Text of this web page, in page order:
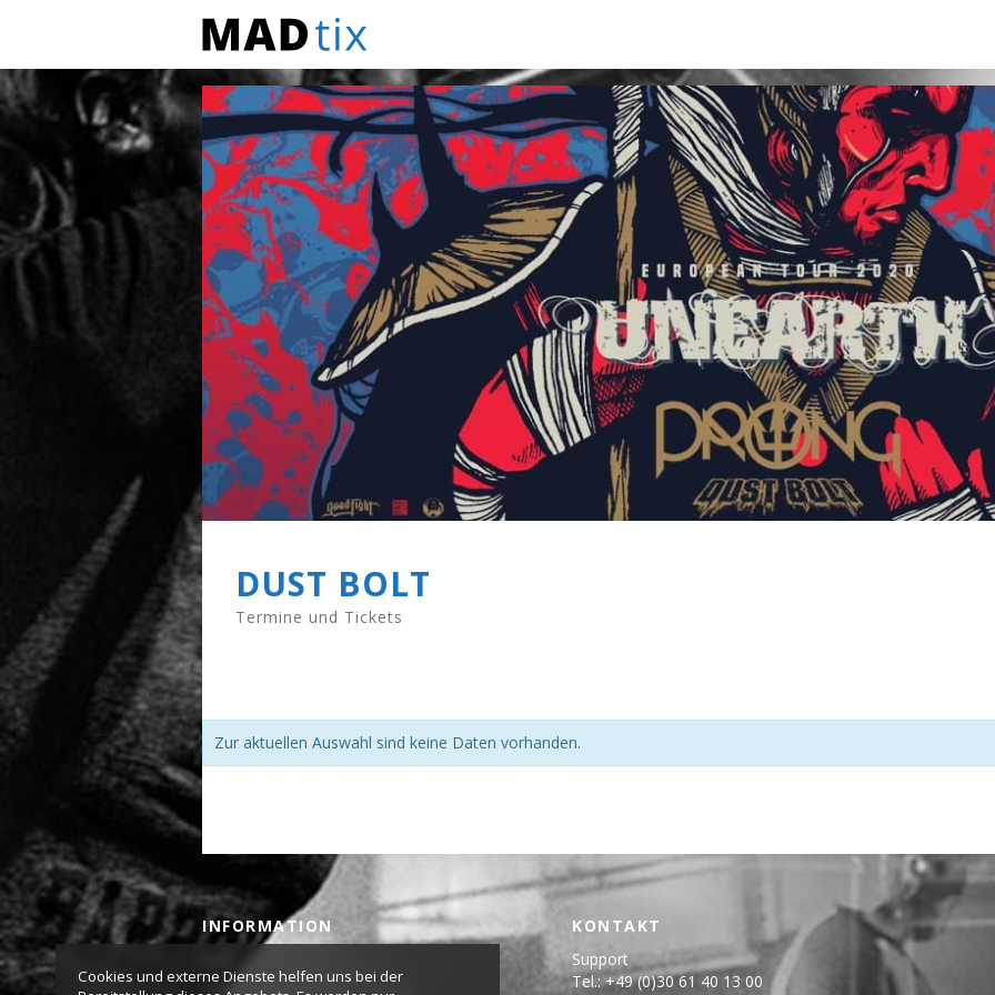
DUST BOLT
Termine und Tickets
Zur aktuellen Auswahl sind keine Daten vorhanden.
INFORMATION
Impressum
KONTAKT
Support
Tel.: +49 (0)30 61 40 13 00
Cookies und externe Dienste helfen uns bei der